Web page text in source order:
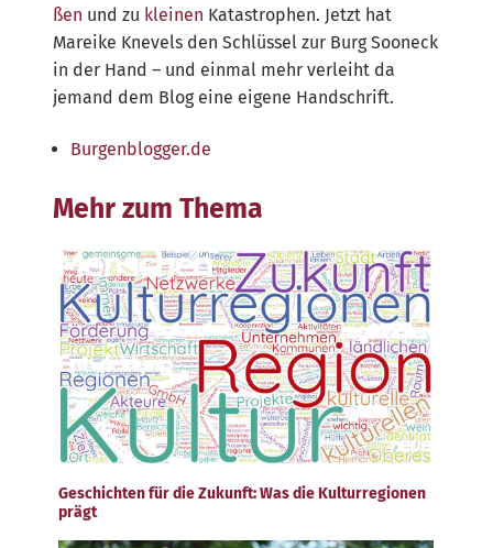
ßen und zu klei­nen Kata­stro­phen. Jetzt hat
Marei­ke Knevels den Schlüs­sel zur Burg Soon­eck
in der Hand – und ein­mal mehr ver­leiht da
jemand dem Blog eine eige­ne Handschrift.
Bur​gen​blog​ger​.de
Mehr zum Thema
Geschichten für die Zukunft: Was die Kulturregionen
prägt